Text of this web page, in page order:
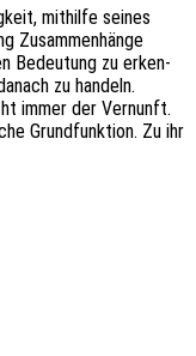
mithil­fe seines
Zusam­men­hän­ge
Bedeu­tung zu erken­
zu handeln.
immer der Vernunft.
Grund­funk­ti­on. Zu ihr